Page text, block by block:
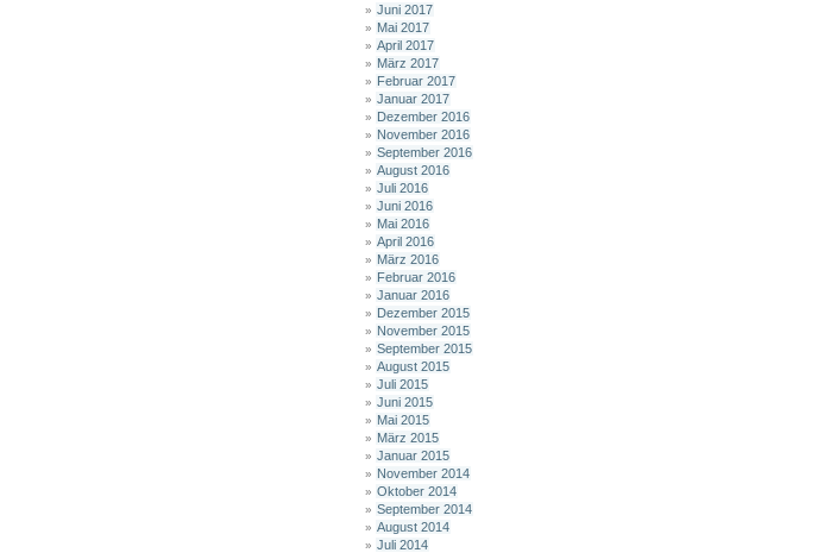
Juni 2017
Mai 2017
April 2017
März 2017
Februar 2017
Januar 2017
Dezember 2016
November 2016
September 2016
August 2016
Juli 2016
Juni 2016
Mai 2016
April 2016
März 2016
Februar 2016
Januar 2016
Dezember 2015
November 2015
September 2015
August 2015
Juli 2015
Juni 2015
Mai 2015
März 2015
Januar 2015
November 2014
Oktober 2014
September 2014
August 2014
Juli 2014